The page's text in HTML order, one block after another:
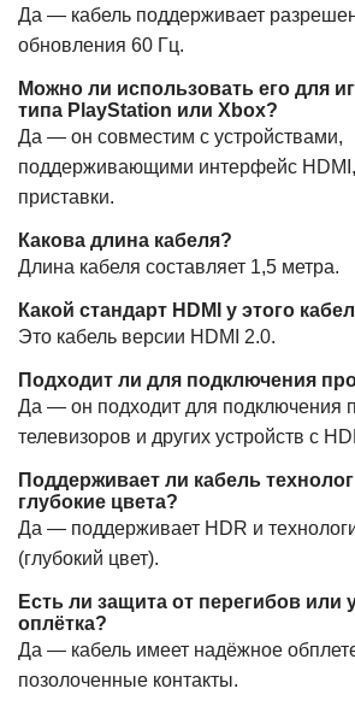
Да — кабель поддерживает
обновления 60 Гц.
Можно ли использовать его для
типа PlayStation или Xbox?
Да — он совместим с устройствами,
поддерживающими интерфейс
приставки.
Какова длина кабеля?
Длина кабеля составляет 1,5 метра.
Какой стандарт HDMI у этого
Это кабель версии HDMI 2.0.
Подходит ли для подключения
Да — он подходит для подключения
телевизоров и других устройств с
Поддерживает ли кабель
глубокие цвета?
Да — поддерживает HDR и
(глубокий цвет).
Есть ли защита от перегибов или
оплётка?
Да — кабель имеет надёжное
позолоченные контакты.